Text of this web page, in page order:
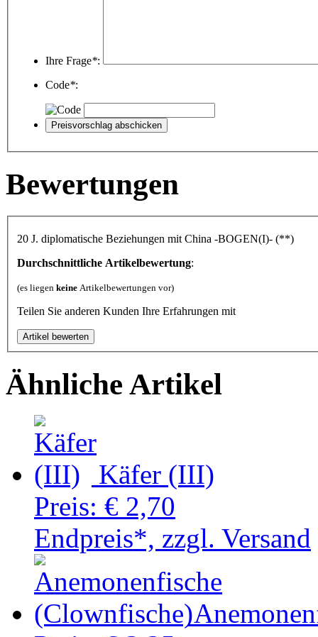
Ihre Frage*:
Code*:
Bewertungen
20 J. diplomatische Beziehungen mit China -BOGEN(I)- (**)
Durchschnittliche Artikelbewertung:
(es liegen keine Artikelbewertungen vor)
Teilen Sie anderen Kunden Ihre Erfahrungen mit
Ähnliche Artikel
Käfer (III)
Preis: € 2,70
Endpreis*, zzgl. Versand